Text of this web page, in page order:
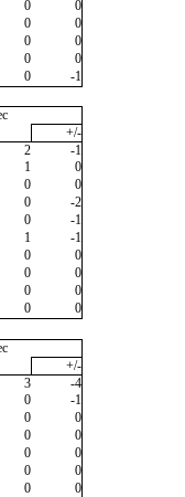
0
0
0
0
0
0
0
0
0
-1
+/-
2
-1
1
0
0
0
0
-2
0
-1
1
-1
0
0
0
0
0
0
0
0
+/-
3
-4
0
-1
0
0
0
0
0
0
0
0
0
0